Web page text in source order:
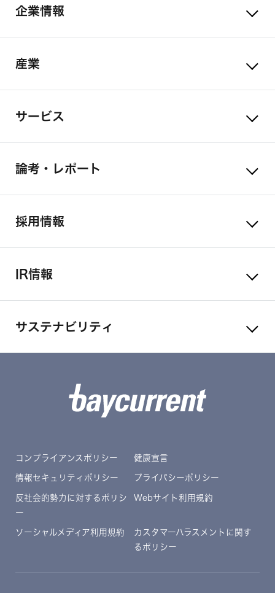
企業情報
産業
サービス
論考・レポート
採用情報
IR情報
サステナビリティ
コンプライアンスポリシー 健康宣言
情報セキュリティポリシー プライバシーポリシー
反社会的勢力に対するポリシ
ー
Webサイト利用規約
ソーシャルメディア利用規約
カスタマーハラスメントに関す
るポリシー